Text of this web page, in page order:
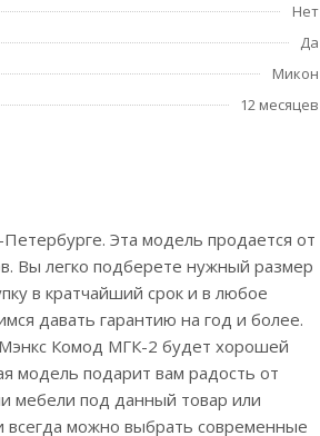
Нет
Да
Микон
12 месяцев
Эта модель продается от
Вы легко подберете нужный размер
в кратчайший срок и в любое
давать гарантию на год и более.
Комод МГК-2 будет хорошей
модель подарит вам радость от
мебели под данный товар или
всегда можно выбрать современные